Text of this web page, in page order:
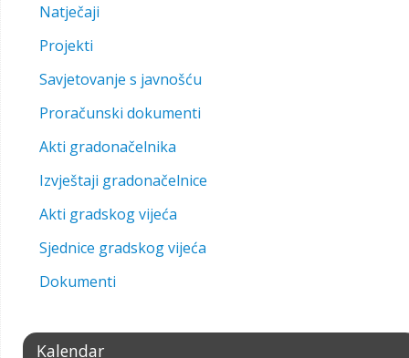
Natječaji
Projekti
Savjetovanje s javnošću
Proračunski dokumenti
Akti gradonačelnika
Izvještaji gradonačelnice
Akti gradskog vijeća
Sjednice gradskog vijeća
Dokumenti
Kalendar